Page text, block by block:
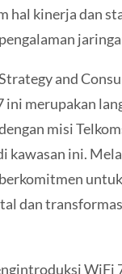
hal kinerja dan
and
ini merupakan
misi
ini.
dan
WiFi